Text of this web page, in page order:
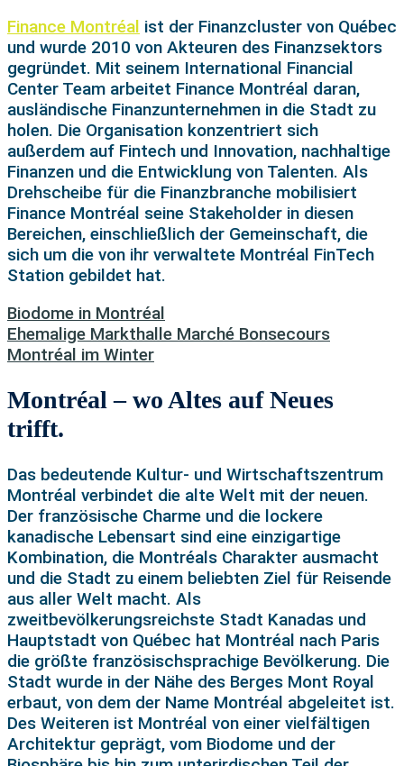
Finance Montréal ist der Finanzcluster von Québec
und wurde 2010 von Akteuren des Finanzsektors
gegründet. Mit seinem International Financial
Center Team arbeitet Finance Montréal daran,
ausländische Finanzunternehmen in die Stadt zu
holen. Die Organisation konzentriert sich
außerdem auf Fintech und Innovation, nachhaltige
Finanzen und die Entwicklung von Talenten. Als
Drehscheibe für die Finanzbranche mobilisiert
Finance Montréal seine Stakeholder in diesen
Bereichen, einschließlich der Gemeinschaft, die
sich um die von ihr verwaltete Montréal FinTech
Station gebildet hat.
Biodome in Montréal
Ehemalige Markthalle Marché Bonsecours
Montréal im Winter
Montréal – wo Altes auf Neues
trifft.
Das bedeutende Kultur- und Wirtschaftszentrum
Montréal verbindet die alte Welt mit der neuen.
Der französische Charme und die lockere
kanadische Lebensart sind eine einzigartige
Kombination, die Montréals Charakter ausmacht
und die Stadt zu einem beliebten Ziel für Reisende
aus aller Welt macht. Als
zweitbevölkerungsreichste Stadt Kanadas und
Hauptstadt von Québec hat Montréal nach Paris
die größte französischsprachige Bevölkerung. Die
Stadt wurde in der Nähe des Berges Mont Royal
erbaut, von dem der Name Montréal abgeleitet ist.
Des Weiteren ist Montréal von einer vielfältigen
Architektur geprägt, vom Biodome und der